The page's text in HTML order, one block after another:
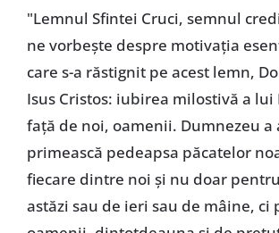
"Lemnul Sfintei Cruci, semnul
ne vorbește despre motivația
care s-a răstignit pe acest lemn,
Isus Cristos: iubirea milostivă a lui
față de noi, oamenii. Dumnezeu a
primească pedeapsa păcatelor
fiecare dintre noi și nu doar
astăzi sau de ieri sau de mâine, ci